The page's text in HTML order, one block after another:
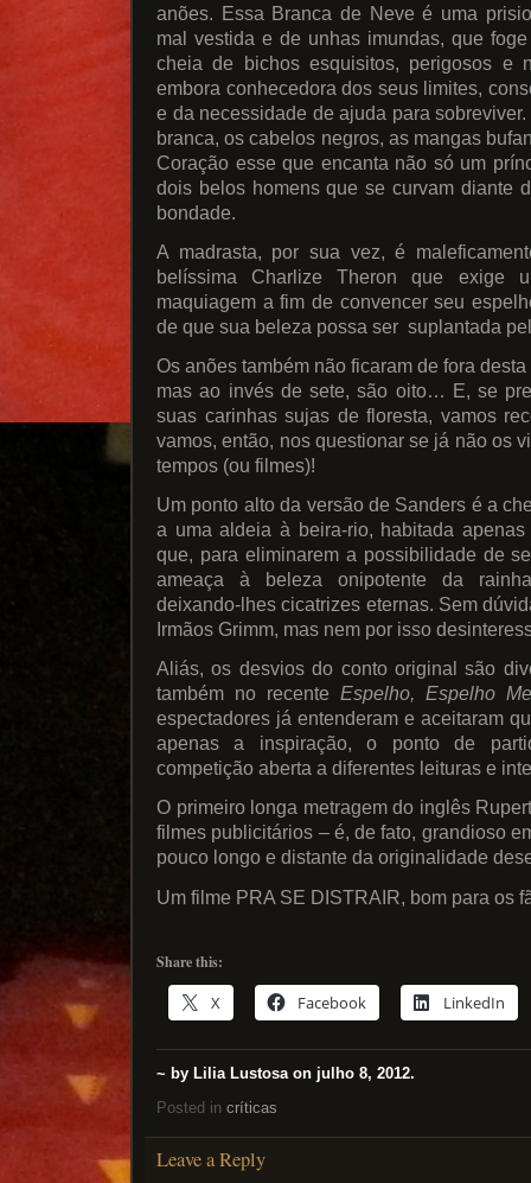
anões. Essa Branca de Neve é uma
mal vestida e de unhas imundas, que
cheia de bichos esquisitos, perigosos e
embora conhecedora dos seus limites,
e da necessidade de ajuda para
branca, os cabelos negros, as mangas
Coração esse que encanta não só um
dois belos homens que se curvam diante
bondade.
A madrasta, por sua vez, é
belíssima Charlize Theron que exige
maquiagem a fim de convencer seu
de que sua beleza possa ser suplantada
Os anões também não ficaram de fora
mas ao invés de sete, são oito… E, se
suas carinhas sujas de floresta, vamos
vamos, então, nos questionar se já não os
tempos (ou filmes)!
Um ponto alto da versão de Sanders é a
a uma aldeia à beira-rio, habitada
que, para eliminarem a possibilidade de
ameaça à beleza onipotente da
deixando-lhes cicatrizes eternas. Sem
Irmãos Grimm, mas nem por isso
Aliás, os desvios do conto original são
também no recente Espelho, Espelho
espectadores já entenderam e aceitaram
apenas a inspiração, o ponto de
competição aberta a diferentes leituras e
O primeiro longa metragem do inglês
filmes publicitários – é, de fato, grandioso
pouco longo e distante da originalidade
Um filme PRA SE DISTRAIR, bom para os
Share this:
X Facebook LinkedIn
~ by Lilia Lustosa on julho 8, 2012.
Posted in críticas
Leave a Reply